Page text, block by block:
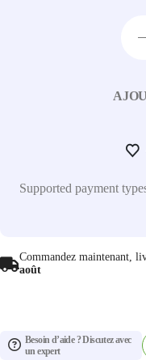
Supported payment
Commandez maintenant,
août
Besoin d’aide ? Discutez avec
un expert